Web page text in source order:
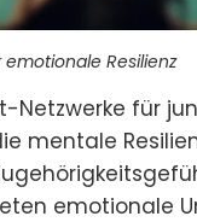
Resilienz
Netzwerke für
mentale
emotionale